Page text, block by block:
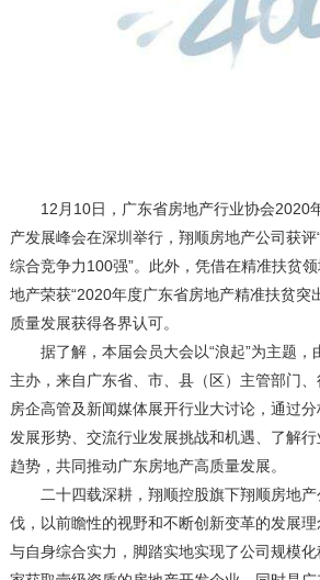
12月10日，广东省房地产行业协会2020
产发展峰会在深圳举行，翔顺房地产公司获
综合竞争力100强”。此外，凭借在精准扶贫
地产荣获“2020年度广东省房地产精准扶贫突
质量发展获得各界认可。
据了解，本届会员大会以“浪起”为主题，
主办，来自广东省、市、县（区）主管部门、
房企高管及新闻媒体展开行业大讨论，通过
发展形势、交流行业发展挑战和机遇、了解
趋势，共同推动广东房地产高质量发展。
二十四载深耕，翔顺控股旗下翔顺房地产
伐，以前瞻性的视野和不断创新变革的发展
与自身综合实力，脚踏实地实现了公司规模